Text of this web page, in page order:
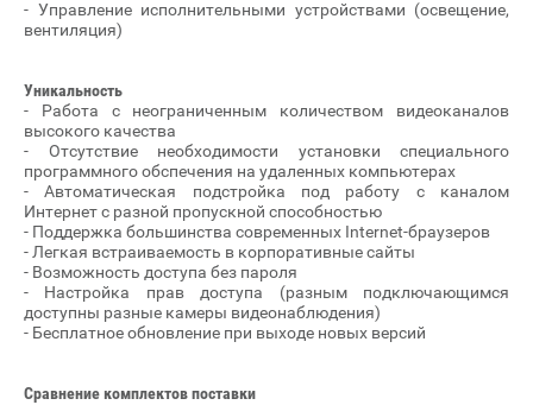
- Управление исполнительными устройствами (освещение,
вентиляция)
Уникальность
- Работа с неограниченным количеством видеоканалов
высокого качества
- Отсутствие необходимости установки специального
программного обспечения на удаленных компьютерах
- Автоматическая подстройка под работу с каналом
Интернет с разной пропускной способностью
- Поддержка большинства современных Internet-браузеров
- Легкая встраиваемость в корпоративные сайты
- Возможность доступа без пароля
- Настройка прав доступа (разным подключающимся
доступны разные камеры видеонаблюдения)
- Бесплатное обновление при выходе новых версий
Сравнение комплектов поставки